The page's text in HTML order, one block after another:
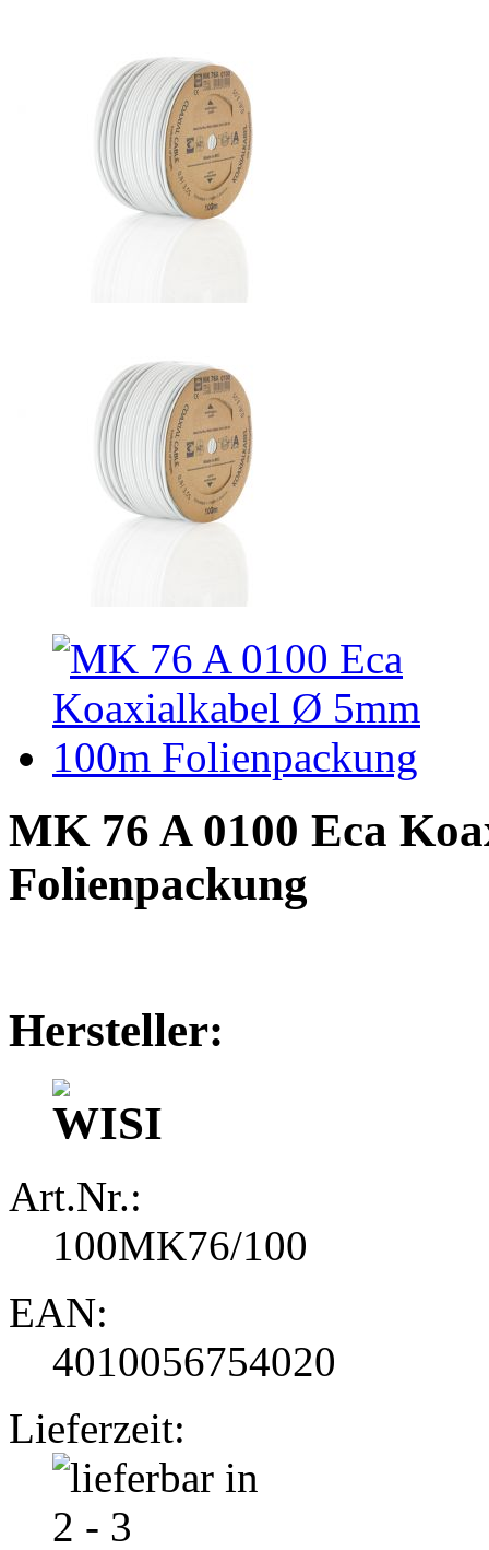
MK 76 A 0100 Eca
Folienpackung
Hersteller:
Art.Nr.:
100MK76/100
EAN:
4010056754020
Lieferzeit: